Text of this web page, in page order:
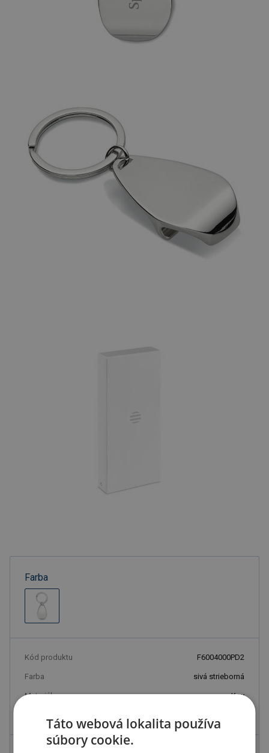
Farba
Kód produktu F6004000PD2
Farba sivá strieborná
Materiál Kov
Táto webová lokalita používa
súbory cookie.